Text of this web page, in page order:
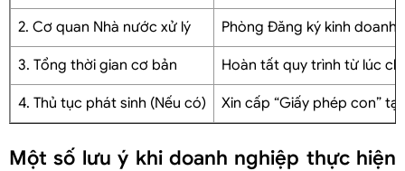
2. Cơ quan Nhà nước xử lý Phòng Đăng ký kinh doanh
3. Tổng thời gian cơ bản Hoàn tất quy trình từ lúc
4. Thủ tục phát sinh (Nếu có) Xin cấp “Giấy phép con”
Một số lưu ý khi doanh nghiệp thực hiện